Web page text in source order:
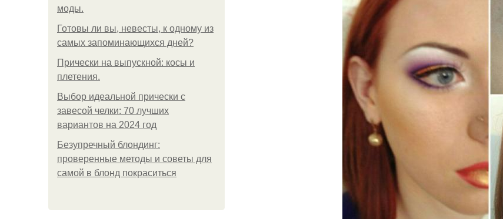
моды.
Готовы ли вы, невесты, к одному из
самых запоминающихся дней?
Прически на выпускной: косы и
плетения.
Выбор идеальной прически с
завесой челки: 70 лучших
вариантов на 2024 год
Безупречный блондинг:
проверенные методы и советы для
самой в блонд покраситься